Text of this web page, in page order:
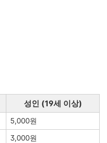
성인 (19세 이상)
5,000원
3,000원